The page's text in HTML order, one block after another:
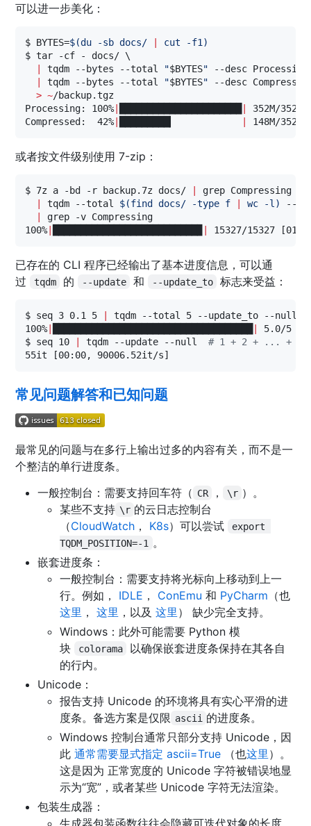
可以进一步美化：
$ BYTES=$(du -sb docs/ | cut -f1 )
$ tar -cf - docs/ \
|
tqdm --bytes --total "$BYTES" --desc
|
tqdm --bytes --total "$BYTES" --desc
> ~/backup.tgz
Processing: 100%| |
352M/
Compressed:  42%| | 148M/
或者按文件级别使用 7-zip：
$ 7z a -bd -r backup.7z docs/ |
grep Compressing \
|
tqdm --total $(find docs/ -type f | wc -l )
--
|
grep -v Compressing
100%| | 15327/15327 [01:
已存在的 CLI 程序已经输出了基本进度信息，可以通
过
tqdm 的 --update 和 --update_to 标志来受益：
$ seq 3 0.1 5 |
tqdm --total 5 --update_to --null
100%| |
5.0/5
$ seq 10
| tqdm --update --null # 1 + 2 + ... + 10
55it [00:00, 90006.52it/s]
常见问题解答和已知问题
最常见的问题与在多行上输出过多的内容有关，而不是一
个整洁的单行进度条。
一般控制台：需要支持回车符（ CR ， \r ）。
某些不支持 \r 的云日志控制台
（CloudWatch ， K8s）可以尝试
export
TQDM_POSITION=-1
。
嵌套进度条：
一般控制台：需要支持将光标向上移动到上一
行。例如， IDLE ， ConEmu 和 PyCharm （也
这里 ，这里 ，以及这里 ） 缺少完全支持。
Windows：此外可能需要 Python 模
块
colorama
以确保嵌套进度条保持在其各自
的行内。
Unicode：
报告支持 Unicode 的环境将具有实心平滑的进
度条。备选方案是仅限 ascii 的进度条。
Windows 控制台通常只部分支持 Unicode，因
此通常需要显式指定 ascii=True （也这里 ）。
这是因为 正常宽度的 Unicode 字符被错误地显
示为“宽”，或者某些 Unicode 字符无法渲染。
包装生成器：
生成器包装函数往往会隐藏可迭代对象的长度。